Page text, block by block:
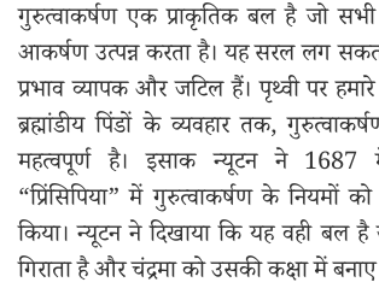
गुरुत्वाकर्षण एक प्राकृतिक बल है जो सभी
आकर्षण उत्पन्न करता है। यह सरल लग
प्रभाव व्यापक और जटिल हैं। पृथ्वी पर
ब्रह्मांडीय पिंडों के व्यवहार तक,
महत्वपूर्ण है। इसाक न्यूटन ने
“प्रिंसिपिया” में गुरुत्वाकर्षण के नियमों
किया। न्यूटन ने दिखाया कि यह वही बल
गिराता है और चंद्रमा को उसकी कक्षा में